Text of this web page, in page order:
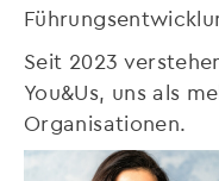
Seit 2023
You&Us, uns als
Organisationen.